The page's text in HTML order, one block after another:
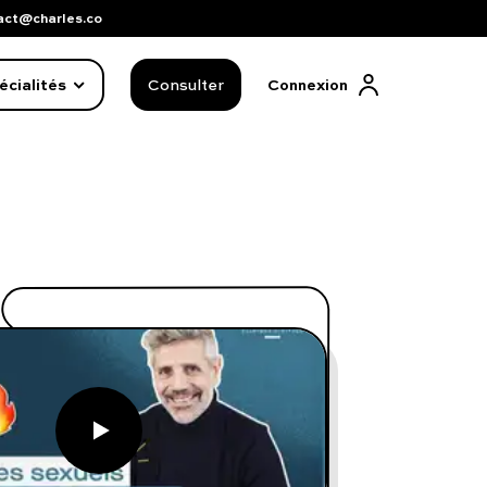
Consulter Connexion
FAQ complète
01 86 65 17 33